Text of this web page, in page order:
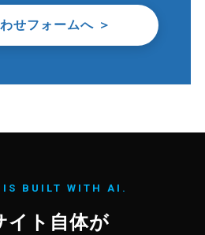
せフォームへ ＞
BUILT WITH AI.
イト自体が